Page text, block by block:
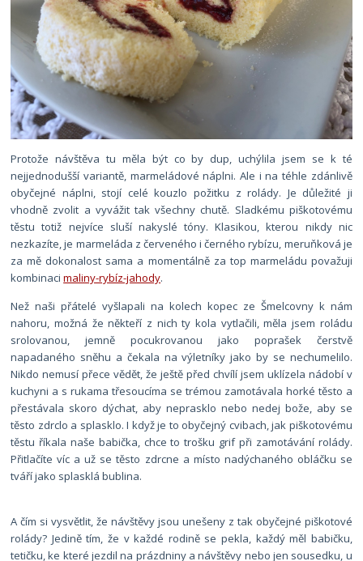
Protože návštěva tu měla být co by dup, uchýlila jsem se k té
nejjednodušší variantě, marmeládové náplni. Ale i na téhle zdánlivě
obyčejné náplni, stojí celé kouzlo požitku z rolády. Je důležité ji
vhodně zvolit a vyvážit tak všechny chutě. Sladkému piškotovému
těstu totiž nejvíce sluší nakyslé tóny. Klasikou, kterou nikdy nic
nezkazíte, je marmeláda z červeného i černého rybízu, meruňková je
za mě dokonalost sama a momentálně za top marmeládu považuji
kombinacimaliny-rybíz-jahody.
Než naši přátelé vyšlapali na kolech kopec ze Šmelcovny k nám
nahoru, možná že někteří z nich ty kola vytlačili, měla jsem roládu
srolovanou, jemně pocukrovanou jako poprašek čerstvě
napadaného sněhu a čekala na výletníky jako by se nechumelilo.
Nikdo nemusí přece vědět, že ještě před chvílí jsem uklízela nádobí v
kuchyni a s rukama třesoucíma se trémou zamotávala horké těsto a
přestávala skoro dýchat, aby neprasklo nebo nedej bože, aby se
těsto zdrclo a splasklo. I když je to obyčejný cvibach, jak piškotovému
těstu říkala naše babička, chce to trošku grif při zamotávání rolády.
Přitlačíte víc a už se těsto zdrcne a místo nadýchaného obláčku se
tváří jako splasklá bublina.
A čím si vysvětlit, že návštěvy jsou unešeny z tak obyčejné piškotové
rolády? Jedině tím, že v každé rodině se pekla, každý měl babičku,
tetičku, ke které jezdil na prázdniny a návštěvy nebo jen sousedku, u